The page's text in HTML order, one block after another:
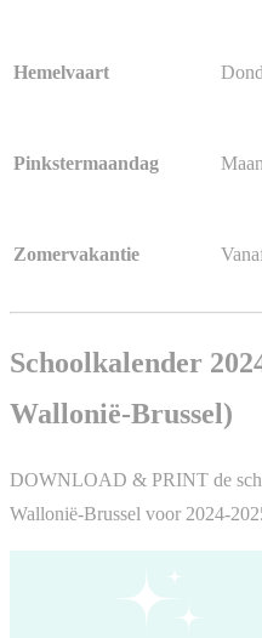
Hemelvaart
Pinkstermaandag
Zomervakantie
Schoolkalender
Wallonië-Brussel)
DOWNLOAD & PRINT de
Wallonië-Brussel voor 2024-